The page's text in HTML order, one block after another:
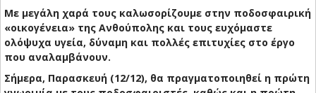
Με μεγάλη χαρά τους καλωσορίζουμε στην ποδοσφαιρική
«οικογένεια» της Ανθούπολης και τους ευχόμαστε
ολόψυχα υγεία, δύναμη και πολλές επιτυχίες στο έργο
που αναλαμβάνουν.
Σήμερα, Παρασκευή (12/12), θα πραγματοποιηθεί η πρώτη